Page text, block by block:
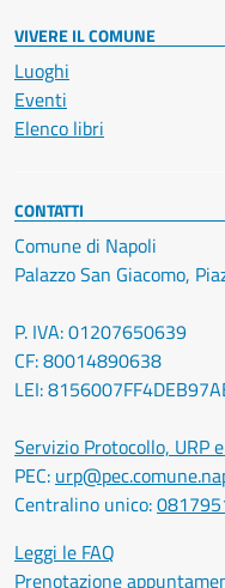
VIVERE IL COMUNE
Luoghi
Eventi
Elenco libri
CONTATTI
Comune di Napoli
Palazzo San Giacomo,
P. IVA: 01207650639
CF: 80014890638
LEI:
Servizio Protocollo, URP
PEC:
Centralino unico:
Leggi le FAQ
Prenotazione